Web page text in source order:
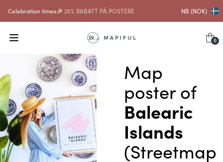
Celebration times🎉 25% RABATT PÅ POSTERE NB (NOK)
0
Map
poster of
Balearic
Islands
(Streetmap